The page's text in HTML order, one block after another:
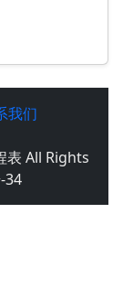
我们
表 All Rights
34